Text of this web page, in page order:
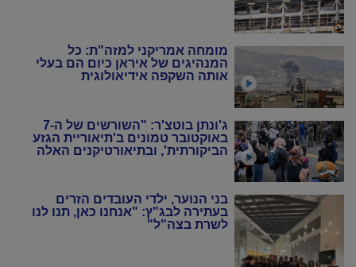
מומחה אמריקני למזה"ת: כל
המנהיגים של איראן כיום הם בעלי
אותה השקפה אידיאולוגית
ג'ונתן בוטצ'ר: "השורשים של ה-7
באוקטובר טמונים ב'תיאוריית הגזע
הביקורתית', ובתיאורטיקנים האלה
בני הנוער, ילדי העובדים הזרים
בעתירה לבג"ץ: "אנחנו כאן, תנו לנו
לשרת בצה"ל"